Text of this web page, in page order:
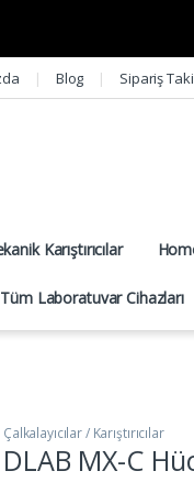
Blog Sipariş
Karıştırıcılar
Tüm Laboratuvar Cihazları
Çalkalayıcılar / Karıştırıcılar
DLAB MX-C